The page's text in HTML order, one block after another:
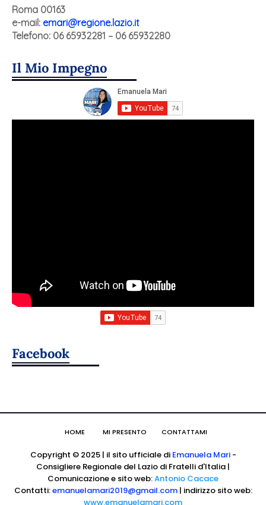
Roma 00163
e-mail: emari@regione.lazio.it
Telefono: 06 65932281 – 06 65932280
Il Mio Impegno
Facebook
HOME MI PRESENTO CONTATTAMI
Copyright © 2025 | il sito ufficiale di Emanuela Mari-
Consigliere Regionale del Lazio di Fratelli d'Italia |
Comunicazione e sito web:Antonio Cacace
Contatti:emanuelamari2019@gmail.com | indirizzo sito web:
www.emanuelamari.com